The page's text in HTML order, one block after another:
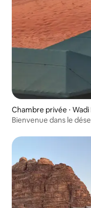
Chambre privée ⋅ Wadi
Bienvenue dans le